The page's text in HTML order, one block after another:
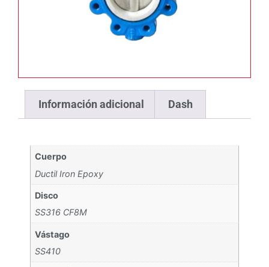
Información adicional Dash
Cuerpo
Ductil Iron Epoxy
Disco
SS316 CF8M
Vástago
SS410